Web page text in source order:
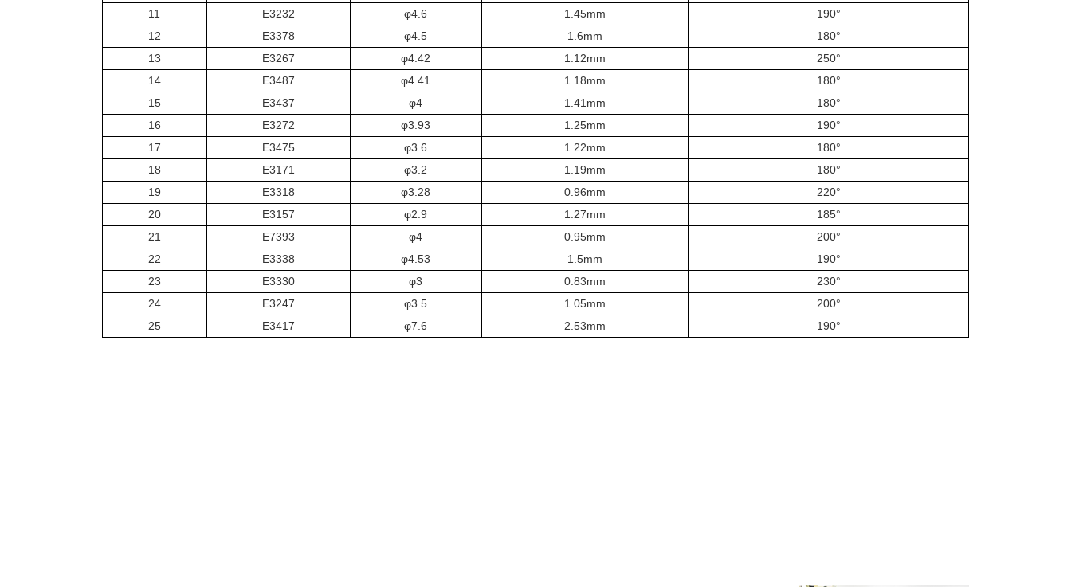
11
E3232 φ4.6 1.45mm
190°
12
E3378 φ4.5 1.6mm
180°
13
E3267 φ4.42 1.12mm
250°
14
E3487 φ4.41 1.18mm
180°
15
E3437 φ4 1.41mm
180°
16
E3272 φ3.93 1.25mm
190°
17
E3475 φ3.6 1.22mm
180°
18
E3171 φ3.2 1.19mm
180°
19
E3318 φ3.28 0.96mm
220°
20
E3157 φ2.9 1.27mm
185°
21
E7393 φ4 0.95mm
200°
22
E3338 φ4.53 1.5mm
190°
23
E3330 φ3 0.83mm
230°
24
E3247 φ3.5 1.05mm
200°
25
E3417 φ7.6 2.53mm 190°